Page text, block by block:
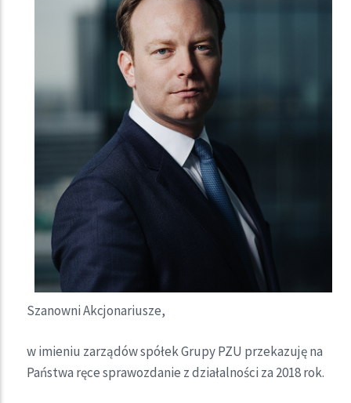
Szanowni Akcjonariusze,
w imieniu zarządów spółek Grupy PZU przekazuję na
Państwa ręce sprawozdanie z działalności za 2018 rok.